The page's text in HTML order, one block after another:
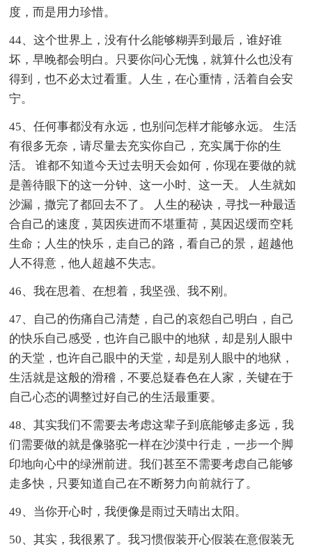
度，而是用力珍惜。
44、这个世界上，没有什么能够糊弄到最后，谁好谁
坏，早晚都会明白。只要你问心无愧，就算什么也没有
得到，也不必太过看重。人生，在心重情，活着自会安
宁。
45、任何事都没有永远，也别问怎样才能够永远。 生活
有很多无奈，请尽量去充实你自己，充实属于你的生
活。 谁都不知道今天过去明天会如何，你现在要做的就
是善待眼下的这一分钟、这一小时、这一天。 人生就如
沙漏，撒完了都回去不了。 人生的秘诀，寻找一种最适
合自己的速度，莫因疾进而不堪重荷，莫因迟缓而空耗
生命；人生的快乐，走自己的路，看自己的景，超越他
人不得意，他人超越不失志。
46、我在思着、在想着，我坚强、我不刚。
47、自己的伤痛自己清楚，自己的哀怨自己明白，自己
的快乐自己感受，也许自己眼中的地狱，却是别人眼中
的天堂，也许自己眼中的天堂，却是别人眼中的地狱，
生活就是这般的滑稽，不要总疑春色在人家，关键在于
自己心态的调整过好自己的生活最重要。
48、其实我们不需要去考虑这辈子到底能够走多远，我
们需要做的就是像骆驼一样在沙漠中行走，一步一个脚
印地向心中的绿洲前进。我们甚至不需要考虑自己能够
走多快，只要知道自己在不断努力向前就行了。
49、当你开心时，我便像是雨过天晴出太阳。
50、其实，我很累了。我习惯假装开心假装在意假装无